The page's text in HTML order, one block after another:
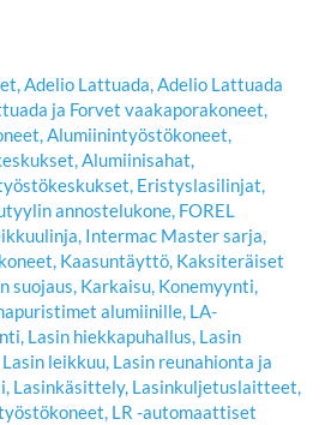
,Adelio Lattuada,Adelio Lattuada
ja Forvet vaakaporakoneet,
,Alumiinintyöstökoneet,
,Alumiinisahat,
, Eristyslasilinjat,
annostelukone, FOREL
, Intermac Master sarja,
, Kaasuntäyttö, Kaksiteräiset
suojaus, Karkaisu, Konemyynti,
alumiinille, LA-
, Lasin hiekkapuhallus, Lasin
Lasin leikkuu, Lasin reunahionta ja
, Lasinkäsittely, Lasinkuljetuslaitteet,
, LR -automaattiset